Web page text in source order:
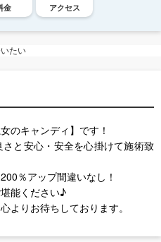
金 アクセス
のキャンディ】です！
と安心・安全を心掛けて施術致
％アップ間違いなし！
能ください♪
よりお待ちしております。